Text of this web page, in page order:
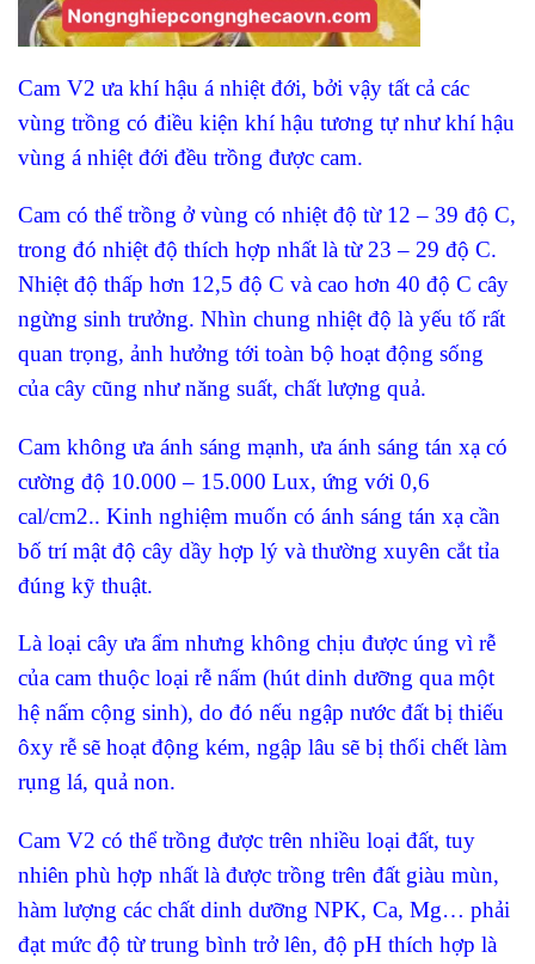
Cam V2 ưa khí hậu á nhiệt đới, bởi vậy tất cả các
vùng trồng có điều kiện khí hậu tương tự như khí hậu
vùng á nhiệt đới đều trồng được cam.
Cam có thể trồng ở vùng có nhiệt độ từ 12 – 39 độ C,
trong đó nhiệt độ thích hợp nhất là từ 23 – 29 độ C.
Nhiệt độ thấp hơn 12,5 độ C và cao hơn 40 độ C cây
ngừng sinh trưởng. Nhìn chung nhiệt độ là yếu tố rất
quan trọng, ảnh hưởng tới toàn bộ hoạt động sống
của cây cũng như năng suất, chất lượng quả.
Cam không ưa ánh sáng mạnh, ưa ánh sáng tán xạ có
cường độ 10.000 – 15.000 Lux, ứng với 0,6
cal/cm2.. Kinh nghiệm muốn có ánh sáng tán xạ cần
bố trí mật độ cây dầy hợp lý và thường xuyên cắt tỉa
đúng kỹ thuật.
Là loại cây ưa ẩm nhưng không chịu được úng vì rễ
của cam thuộc loại rễ nấm (hút dinh dưỡng qua một
hệ nấm cộng sinh), do đó nếu ngập nước đất bị thiếu
ôxy rễ sẽ hoạt động kém, ngập lâu sẽ bị thối chết làm
rụng lá, quả non.
Cam V2 có thể trồng được trên nhiều loại đất, tuy
nhiên phù hợp nhất là được trồng trên đất giàu mùn,
hàm lượng các chất dinh dưỡng NPK, Ca, Mg… phải
đạt mức độ từ trung bình trở lên, độ pH thích hợp là